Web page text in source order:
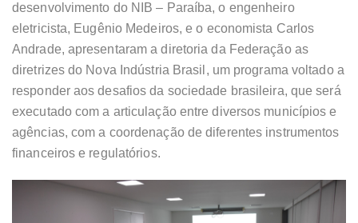
desenvolvimento do NIB – Paraíba, o engenheiro
eletricista, Eugênio Medeiros, e o economista Carlos
Andrade, apresentaram a diretoria da Federação as
diretrizes do Nova Indústria Brasil, um programa voltado a
responder aos desafios da sociedade brasileira, que será
executado com a articulação entre diversos municípios e
agências, com a coordenação de diferentes instrumentos
financeiros e regulatórios.